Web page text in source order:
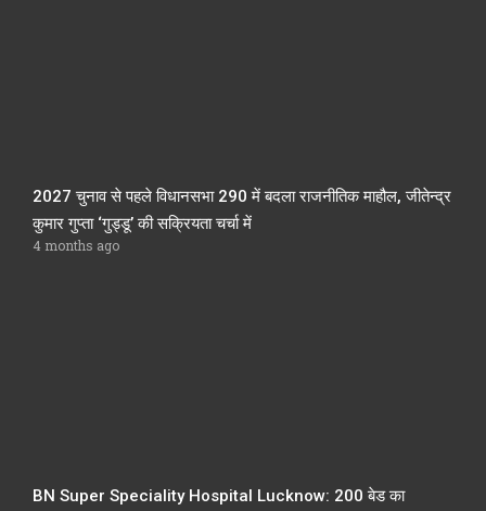
2027 चुनाव से पहले विधानसभा 290 में बदला राजनीतिक माहौल, जीतेन्द्र
कुमार गुप्ता ‘गुड्डू’ की सक्रियता चर्चा में
4 months ago
BN Super Speciality Hospital Lucknow: 200 बेड का